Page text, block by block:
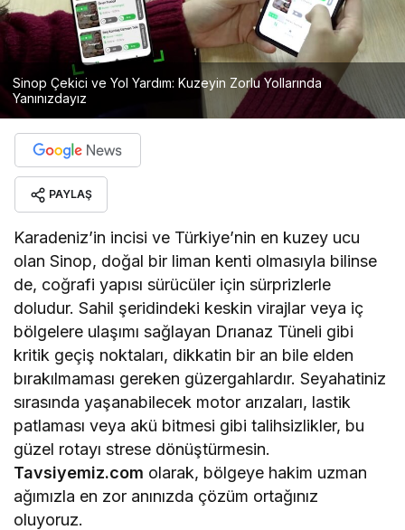
Sinop Çekici ve Yol Yardım: Kuzeyin Zorlu Yollarında
Yanınızdayız
PAYLAŞ
Karadeniz’in incisi ve Türkiye’nin en kuzey ucu
olan Sinop, doğal bir liman kenti olmasıyla bilinse
de, coğrafi yapısı sürücüler için sürprizlerle
doludur. Sahil şeridindeki keskin virajlar veya iç
bölgelere ulaşımı sağlayan Drıanaz Tüneli gibi
kritik geçiş noktaları, dikkatin bir an bile elden
bırakılmaması gereken güzergahlardır. Seyahatiniz
sırasında yaşanabilecek motor arızaları, lastik
patlaması veya akü bitmesi gibi talihsizlikler, bu
güzel rotayı strese dönüştürmesin.
Tavsiyemiz.com olarak, bölgeye hakim uzman
ağımızla en zor anınızda çözüm ortağınız
oluyoruz.